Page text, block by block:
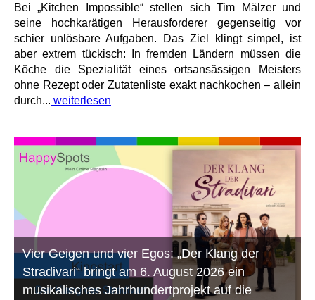
Bei „Kitchen Impossible“ stellen sich Tim Mälzer und
seine hochkarätigen Herausforderer gegenseitig vor
schier unlösbare Aufgaben. Das Ziel klingt simpel, ist
aber extrem tückisch: In fremden Ländern müssen die
Köche die Spezialität eines ortsansässigen Meisters
ohne Rezept oder Zutatenliste exakt nachkochen – allein
durch... weiterlesen
Vier Geigen und vier Egos: „Der Klang der
Stradivari“ bringt am 6. August 2026 ein
musikalisches Jahrhundertprojekt auf die